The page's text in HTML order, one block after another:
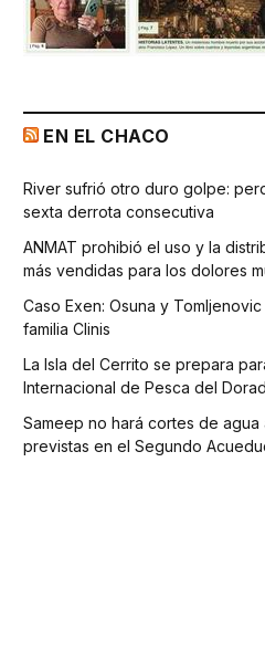
EN EL CHACO
River sufrió otro duro golpe:
sexta derrota consecutiva
ANMAT prohibió el uso y la
más vendidas para los dolores
Caso Exen: Osuna y
familia Clinis
La Isla del Cerrito se prepara
Internacional de Pesca del
Sameep no hará cortes de
previstas en el Segundo